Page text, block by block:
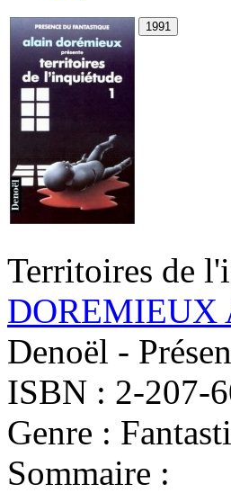
Territoires de
DOREMIEUX
Denoël -
ISBN : 2-207-
Genre :
Sommaire :